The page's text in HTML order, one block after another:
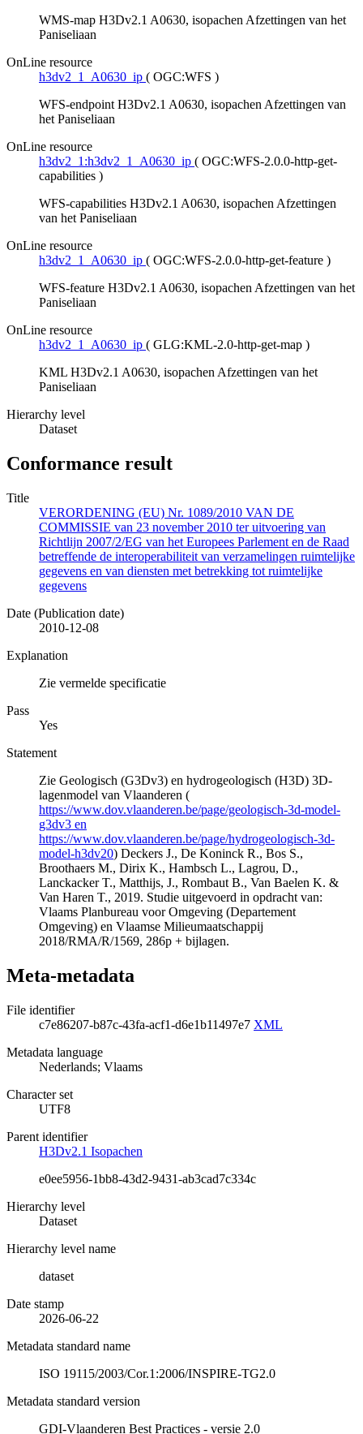
WMS-map H3Dv2.1 A0630, isopachen Afzettingen van het
Paniseliaan
OnLine resource
h3dv2_1_A0630_ip ( OGC:WFS )
WFS-endpoint H3Dv2.1 A0630, isopachen Afzettingen van
het Paniseliaan
OnLine resource
h3dv2_1:h3dv2_1_A0630_ip ( OGC:WFS-2.0.0-http-get-
capabilities )
WFS-capabilities H3Dv2.1 A0630, isopachen Afzettingen
van het Paniseliaan
OnLine resource
h3dv2_1_A0630_ip ( OGC:WFS-2.0.0-http-get-feature )
WFS-feature H3Dv2.1 A0630, isopachen Afzettingen van het
Paniseliaan
OnLine resource
h3dv2_1_A0630_ip ( GLG:KML-2.0-http-get-map )
KML H3Dv2.1 A0630, isopachen Afzettingen van het
Paniseliaan
Hierarchy level
Dataset
Conformance result
Title
VERORDENING (EU) Nr. 1089/2010 VAN DE
COMMISSIE van 23 november 2010 ter uitvoering van
Richtlijn 2007/2/EG van het Europees Parlement en de Raad
betreffende de interoperabiliteit van verzamelingen ruimtelijke
gegevens en van diensten met betrekking tot ruimtelijke
gegevens
Date (Publication date)
2010-12-08
Explanation
Zie vermelde specificatie
Pass
Yes
Statement
Zie Geologisch (G3Dv3) en hydrogeologisch (H3D) 3D-
lagenmodel van Vlaanderen (
https://www.dov.vlaanderen.be/page/geologisch-3d-model-
g3dv3 en
https://www.dov.vlaanderen.be/page/hydrogeologisch-3d-
model-h3dv20) Deckers J., De Koninck R., Bos S.,
Broothaers M., Dirix K., Hambsch L., Lagrou, D.,
Lanckacker T., Matthijs, J., Rombaut B., Van Baelen K. &
Van Haren T., 2019. Studie uitgevoerd in opdracht van:
Vlaams Planbureau voor Omgeving (Departement
Omgeving) en Vlaamse Milieumaatschappij
2018/RMA/R/1569, 286p + bijlagen.
Meta-metadata
File identifier
c7e86207-b87c-43fa-acf1-d6e1b11497e7 XML
Metadata language
Nederlands; Vlaams
Character set
UTF8
Parent identifier
H3Dv2.1 Isopachen
e0ee5956-1bb8-43d2-9431-ab3cad7c334c
Hierarchy level
Dataset
Hierarchy level name
dataset
Date stamp
2026-06-22
Metadata standard name
ISO 19115/2003/Cor.1:2006/INSPIRE-TG2.0
Metadata standard version
GDI-Vlaanderen Best Practices - versie 2.0